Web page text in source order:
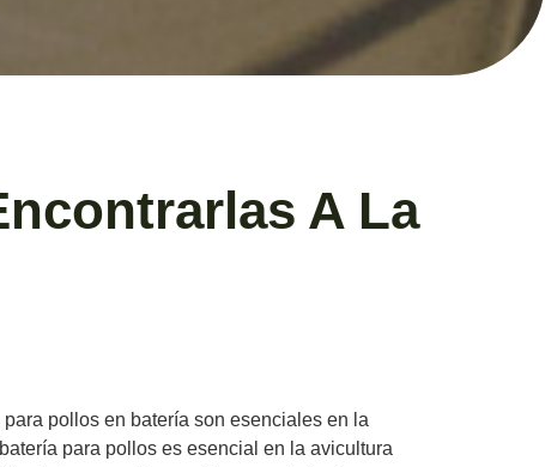
A La
pollos en batería son esenciales en la
para pollos es esencial en la avicultura